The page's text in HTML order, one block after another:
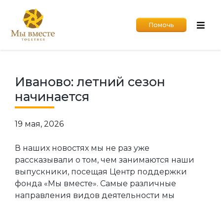
Помочь
Иваново: летний сезон
начинается
19 мая, 2026
В наших новостях мы не раз уже
рассказывали о том, чем занимаются наши
выпускники, посещая Центр поддержки
фонда «Мы вместе». Самые различные
направления видов деятельности мы